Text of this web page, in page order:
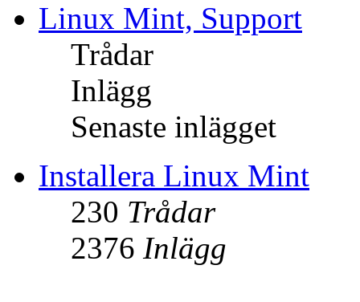
Linux Mint, Support
Trådar
Inlägg
Senaste inlägget
Installera Linux Mint
230 Trådar
2376 Inlägg